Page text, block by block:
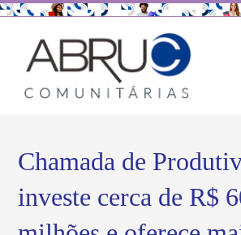
Chamada de
investe cerca de R$